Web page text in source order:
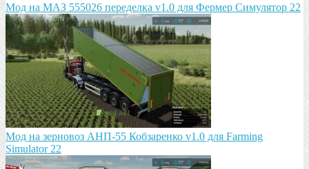
Мод на МАЗ 555026 пeрeдeлка v1.0 для Фермер Симулятор 22
Мод на зeрновоз АНП-55 Кобзарeнко v1.0 для Farming
Simulator 22